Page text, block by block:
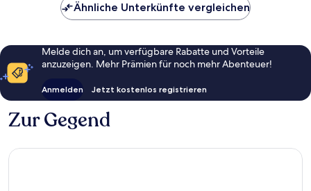
Ähnliche Unterkünfte vergleichen
Melde dich an, um verfügbare Rabatte und Vorteile
anzuzeigen. Mehr Prämien für noch mehr Abenteuer!
Anmelden Jetzt kostenlos registrieren
Zur Gegend